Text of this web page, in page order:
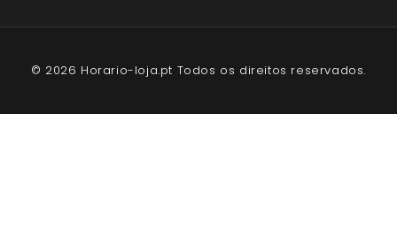
© 2026 Horario-loja.pt Todos os direitos reservados.